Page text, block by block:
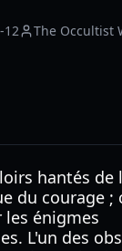
12 The Occultist
hantés de
du courage ;
énigmes
L'un des